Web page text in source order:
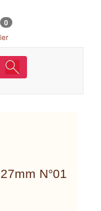
0
N°01